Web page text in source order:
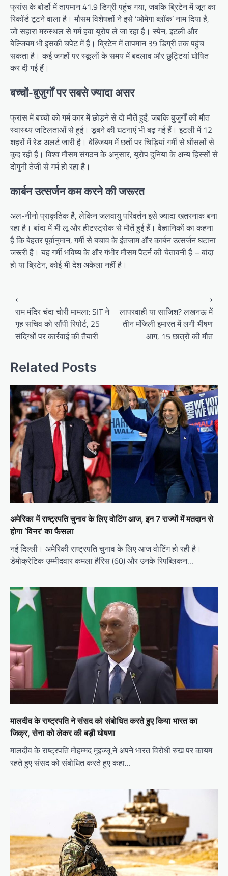
फ्रांस के बोर्डो में तापमान 41.9 डिग्री पहुंच गया, जबकि ब्रिटेन में जून का
रिकॉर्ड टूटने वाला है। मौसम विशेषज्ञों ने इसे ‘ओमेगा ब्लॉक’ नाम दिया है,
जो सहारा मरुस्थल से गर्म हवा यूरोप ले जा रहा है। स्पेन, इटली और
बेल्जियम भी इसकी चपेट में हैं। ब्रिटेन में तापमान 39 डिग्री तक पहुंच
सकता है। कई जगहों पर स्कूलों के समय में बदलाव और छुट्टियां घोषित
कर दी गई हैं।
बच्चों-बुजुर्गों पर सबसे ज्यादा असर
फ्रांस में बच्चों को गर्म कार में छोड़ने से दो मौतें हुईं, जबकि बुजुर्गों की मौत
स्वास्थ्य जटिलताओं से हुई। डूबने की घटनाएं भी बढ़ गई हैं। इटली में 12
शहरों में रेड अलर्ट जारी है। बेल्जियम में छतों पर चिड़ियां गर्मी से घोंसलों से
कूद रही हैं। विश्व मौसम संगठन के अनुसार, यूरोप दुनिया के अन्य हिस्सों से
दोगुनी तेजी से गर्म हो रहा है।
कार्बन उत्सर्जन कम करने की जरूरत
अल-नीनो प्राकृतिक है, लेकिन जलवायु परिवर्तन इसे ज्यादा खतरनाक बना
रहा है। बांदा में भी लू और हीटस्ट्रोक से मौतें हुई हैं। वैज्ञानिकों का कहना
है कि बेहतर पूर्वानुमान, गर्मी से बचाव के इंतजाम और कार्बन उत्सर्जन घटाना
जरूरी है। यह गर्मी भविष्य के और गंभीर मौसम पैटर्न की चेतावनी है – बांदा
हो या ब्रिटेन, कोई भी देश अकेला नहीं है।
Post
navigation
⟵
राम मंदिर चंदा चोरी मामला: SIT ने
गृह सचिव को सौंपी रिपोर्ट, 25
संदिग्धों पर कार्रवाई की तैयारी
लापरवाही या साजिश? लखनऊ में
तीन मंजिली इमारत में लगी भीषण
आग, 15 छात्रों की मौत
⟶
Related Posts
अमेरिका में राष्ट्रपति चुनाव के लिए वोटिंग आज, इन 7 राज्यों में मतदान से
होगा ‘विनर’ का फैसला
नई दिल्ली। अमेरिकी राष्ट्रपति चुनाव के लिए आज वोटिंग हो रही है।
डेमोक्रेटिक उम्मीदवार कमला हैरिस (60) और उनके रिपब्लिकन…
मालदीव के राष्ट्रपति ने संसद को संबोधित करते हुए किया भारत का
जिक्र, सेना को लेकर की बड़ी घोषणा
मालदीव के राष्ट्रपति मोहम्मद मुइज्जू ने अपने भारत विरोधी रुख पर कायम
रहते हुए संसद को संबोधित करते हुए कहा…